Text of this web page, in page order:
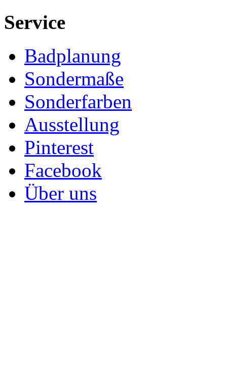
Service
Badplanung
Sondermaße
Sonderfarben
Ausstellung
Pinterest
Facebook
Über uns